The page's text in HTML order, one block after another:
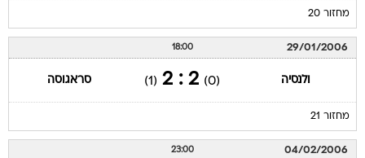
מחזור 20
29/01/2006
18:00
ולנסיה (0)
2 : 2
(1) סראגוסה
מחזור 21
04/02/2006
23:00